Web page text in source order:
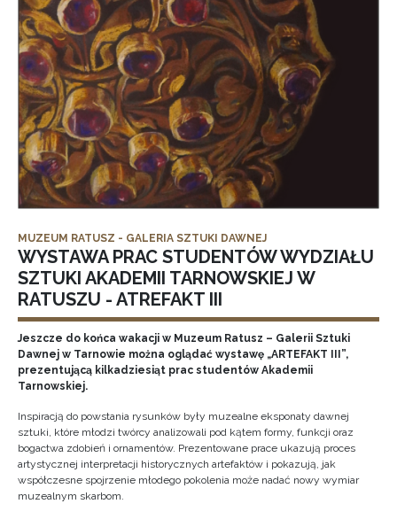
MUZEUM RATUSZ - GALERIA SZTUKI DAWNEJ
WYSTAWA PRAC STUDENTÓW WYDZIAŁU
SZTUKI AKADEMII TARNOWSKIEJ W
RATUSZU - ATREFAKT III
Jeszcze do końca wakacji w Muzeum Ratusz – Galerii Sztuki
Dawnej w Tarnowie można oglądać wystawę „ARTEFAKT III”,
prezentującą kilkadziesiąt prac studentów Akademii
Tarnowskiej.
Inspiracją do powstania rysunków były muzealne eksponaty dawnej
sztuki, które młodzi twórcy analizowali pod kątem formy, funkcji oraz
bogactwa zdobień i ornamentów. Prezentowane prace ukazują proces
artystycznej interpretacji historycznych artefaktów i pokazują, jak
współczesne spojrzenie młodego pokolenia może nadać nowy wymiar
muzealnym skarbom.